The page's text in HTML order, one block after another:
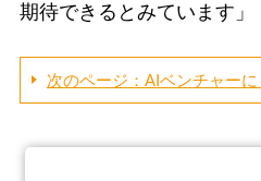
期待できるとみています」
次のページ：AIベンチャー